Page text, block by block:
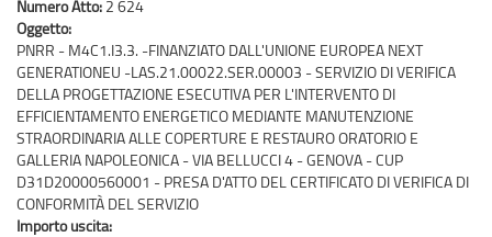
Numero Atto: 2 624
Oggetto:
PNRR - M4C1.I3.3. -FINANZIATO DALL'UNIONE EUROPEA NEXT
GENERATIONEU -LAS.21.00022.SER.00003 - SERVIZIO DI VERIFICA
DELLA PROGETTAZIONE ESECUTIVA PER L'INTERVENTO DI
EFFICIENTAMENTO ENERGETICO MEDIANTE MANUTENZIONE
STRAORDINARIA ALLE COPERTURE E RESTAURO ORATORIO E
GALLERIA NAPOLEONICA - VIA BELLUCCI 4 - GENOVA - CUP
D31D20000560001 - PRESA D'ATTO DEL CERTIFICATO DI VERIFICA DI
CONFORMITÀ DEL SERVIZIO
Importo uscita: